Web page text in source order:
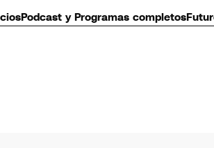
Podcast y Programas completos